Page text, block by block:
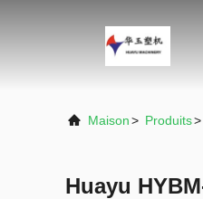
Maison> Produits>
Huayu